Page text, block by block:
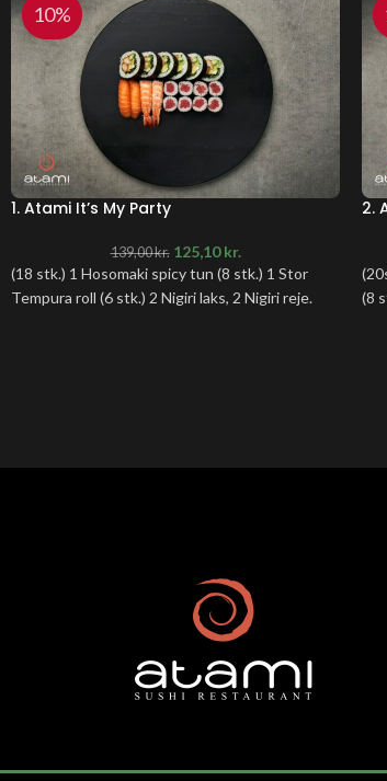
10%
1. Atami It’s My Party
139,00kr. 125,10kr.
(18 stk.) 1 Hosomaki spicy tun (8 stk.) 1 Stor
Tempura roll (6 stk.) 2 Nigiri laks, 2 Nigiri reje.
2.
(8